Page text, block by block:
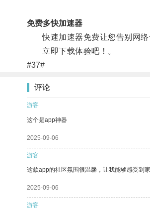
免费多快加速器
快速加速器免费让您告别网络
立即下载体验吧！。
#37#
评论
游客
这个是app神器
2025-09-06
游客
这款app的社区氛围很温馨，让我能够感受到家
2025-09-06
游客